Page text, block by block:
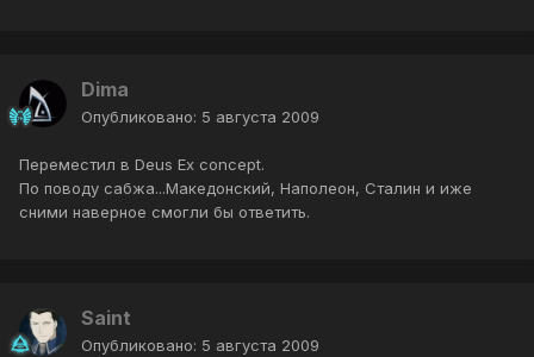
Dima
Опубликовано: 5 августа 2009
Переместил в Deus Ex concept.
По поводу сабжа...Македонский, Наполеон, Сталин и иже
сними наверное смогли бы ответить.
Saint
Опубликовано: 5 августа 2009